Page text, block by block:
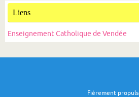
Liens
Enseignement Catholique de Vendée
Fièrement